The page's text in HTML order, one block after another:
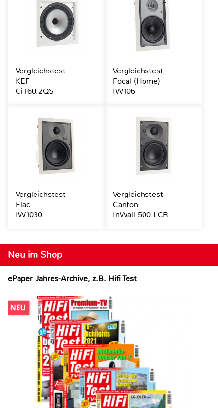
Neu im Shop
ePaper Jahres-Archive, z.B. Hifi Test
Vergleichstest
KEF
Ci160.2QS
Vergleichstest
Focal (Home)
IW106
Vergleichstest
Elac
IW1030
Vergleichstest
Canton
InWall 500 LCR